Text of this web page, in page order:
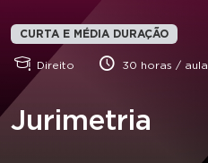
CURTA E MÉDIA DURAÇÃO
Direito 30 horas / aula
Jurimetria